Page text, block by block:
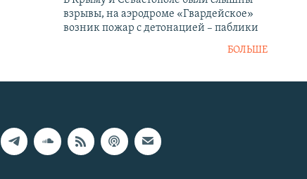
взрывы, на аэродроме «Гвардейское»
возник пожар с детонацией – паблики
БОЛЬШЕ